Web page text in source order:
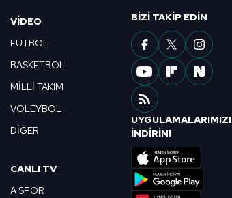
okumak ve sitemizde ilgili
VIDEO
FUTBOL
BASKETBOL
MİLLİ TAKIM
VOLEYBOL
DİĞER
CANLI TV
A SPOR
BIZI TAKIP EDIN
UYGULAMALARIMIZI
İNDİRİN!